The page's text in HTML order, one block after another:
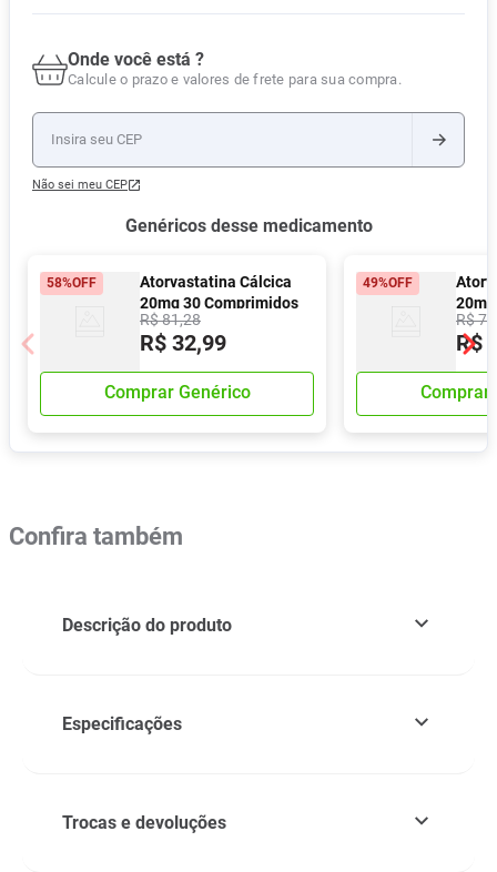
Onde você está ?
Calcule o prazo e valores de frete para sua compra.
Não sei meu CEP
Genéricos desse medicamento
58%OFF
Atorvastatina Cálcica
20mg 30 Comprimidos
Revestidos Eurofarma
R$81,28
R$ 32,99
Comprar Genérico
49%OFF
R$77
R$
Comprar
Confira também
Descrição do produto
Especificações
Trocas e devoluções